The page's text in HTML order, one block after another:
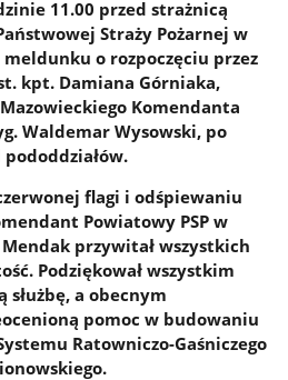
11.00 przed strażnicą
Straży Pożarnej w
meldunku o rozpoczęciu przez
kpt. Damiana Górniaka,
Komendanta
Waldemar Wysowski, po
flagi i odśpiewaniu
Powiatowy PSP w
przywitał wszystkich
Podziękował wszystkim
służbę, a obecnym
pomoc w budowaniu
Ratowniczo-Gaśniczego